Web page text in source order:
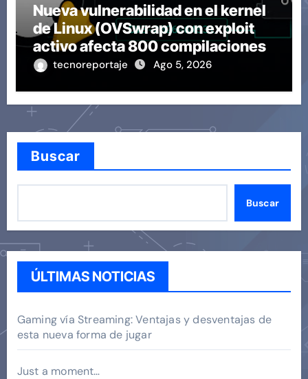
Nueva vulnerabilidad en el kernel
de Linux (OVSwrap) con exploit
activo afecta 800 compilaciones
tecnoreportaje Ago 5, 2026
Buscar
Buscar
ÚLTIMAS NOTICIAS
Gaming vía Streaming: Ventajas y desventajas de
esta nueva forma de jugar
Just a moment…